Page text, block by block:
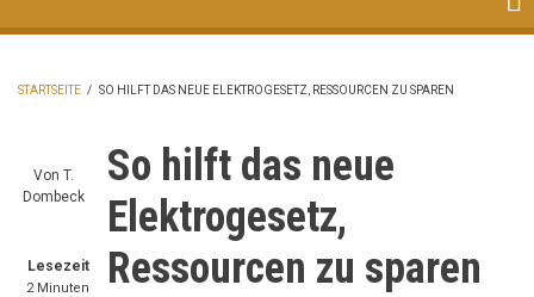
STARTSEITE / SO HILFT DAS NEUE ELEKTROGESETZ, RESSOURCEN ZU SPAREN
Von T.
Dombeck
Lesezeit
2 Minuten
So hilft das neue
Elektrogesetz,
Ressourcen zu sparen